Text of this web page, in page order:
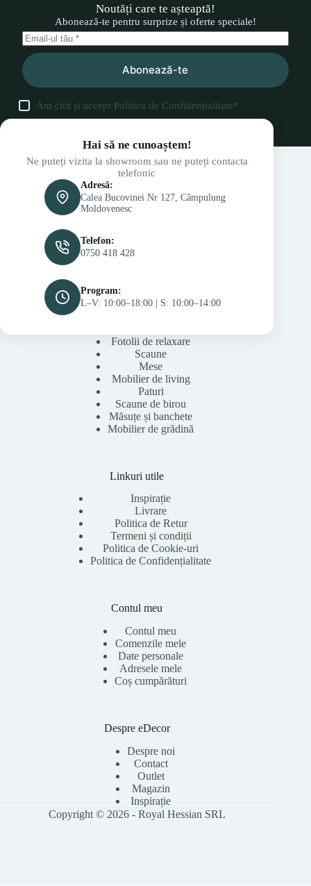
Noutăți care te așteaptă!
Abonează-te pentru surprize și oferte speciale!
Abonează-te
Am citit și accept Politica de Confidențialitate*
Hai să ne cunoaștem!
Ne puteți vizita la showroom sau ne puteți contacta
telefonic
Adresă:
Calea Bucovinei Nr 127, Câmpulung
Moldovenesc
Telefon:
0750 418 428
Program:
L–V: 10:00–18:00 | S: 10:00–14:00
Fotolii de relaxare
Scaune
Mese
Mobilier de living
Paturi
Scaune de birou
Măsuțe și banchete
Mobilier de grădină
Linkuri utile
Inspirație
Livrare
Politica de Retur
Termeni și condiții
Politica de Cookie-uri
Politica de Confidențialitate
Contul meu
Contul meu
Comenzile mele
Date personale
Adresele mele
Coș cumpărături
Despre eDecor
Despre noi
Contact
Outlet
Magazin
Inspirație
Copyright © 2026 - Royal Hessian SRL